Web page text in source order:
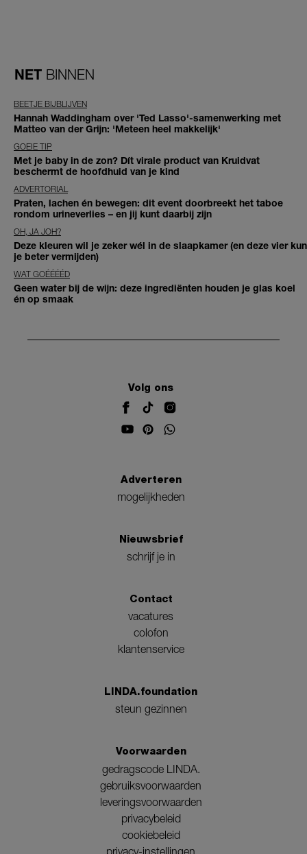
NET BINNEN
BEETJE BIJBLIJVEN
Hannah Waddingham over 'Ted Lasso'-samenwerking met
Matteo van der Grijn: 'Meteen heel makkelijk'
GOEIE TIP
Met je baby in de zon? Dít virale product van Kruidvat
beschermt de hoofdhuid van je kind
ADVERTORIAL
Praten, lachen én bewegen: dit event doorbreekt het taboe
rondom urineverlies – en jij kunt daarbij zijn
OH, JA JOH?
Deze kleuren wil je zeker wél in de slaapkamer (en deze vier kun
je beter vermijden)
WAT GOÉÉÉÉD
Geen water bij de wijn: deze ingrediënten houden je glas koel
én op smaak
Volg ons
Adverteren
mogelijkheden
Nieuwsbrief
schrijf je in
Contact
vacatures
colofon
klantenservice
LINDA.foundation
steun gezinnen
Voorwaarden
gedragscode LINDA.
gebruiksvoorwaarden
leveringsvoorwaarden
privacybeleid
cookiebeleid
privacy-instellingen